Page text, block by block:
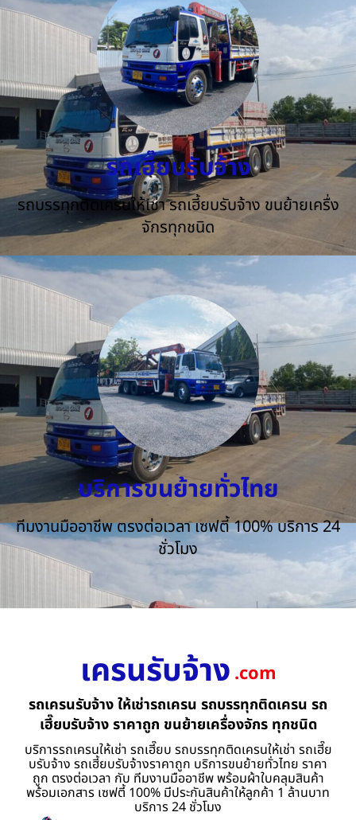
รถเฮี๊ยบรับจ้าง
รถบรรทุกติดเครนให้เช่า รถเฮี้ยบรับจ้าง ขนย้ายเครื่ง
จักรทุกชนิด
บริการขนย้ายทั่วไทย
ทีมงานมืออาชีพ ตรงต่อเวลา เซฟตี้ 100% บริการ 24
ชั่วโมง
เครนรับจ้าง .com
รถเครนรับจ้าง ให้เช่ารถเครน รถบรรทุกติดเครน รถ
เฮี๊ยบรับจ้าง ราคาถูก ขนย้ายเครื่องจักร ทุกชนิด
บริการรถเครนให้เช่า รถเฮี๊ยบ รถบรรทุกติดเครนให้เช่า รถเฮี๊ย
บรับจ้าง รถเฮี้ยบรับจ้างราคาถูก บริการขนย้ายทั่วไทย ราคา
ถูก ตรงต่อเวลา กับ ทีมงานมืออาชีพ พร้อมผ้าใบคลุมสินค้า
พร้อมเอกสาร เซฟตี้ 100% มีประกันสินค้าให้ลูกค้า 1 ล้านบาท
บริการ 24 ชั่วโมง